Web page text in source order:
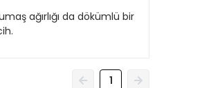
ağırlığı da dökümlü bir
1